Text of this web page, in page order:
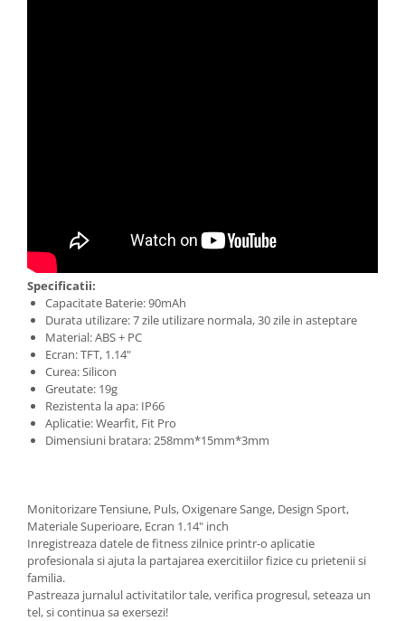
Specificatii:
Capacitate Baterie: 90mAh
Durata utilizare: 7 zile utilizare normala, 30 zile in asteptare
Material: ABS + PC
Ecran: TFT, 1.14"
Curea: Silicon
Greutate: 19g
Rezistenta la apa: IP66
Aplicatie: Wearfit, Fit Pro
Dimensiuni bratara: 258mm*15mm*3mm
Monitorizare Tensiune, Puls, Oxigenare Sange, Design Sport,
Materiale Superioare, Ecran 1.14" inch
Inregistreaza datele de fitness zilnice printr-o aplicatie
profesionala si ajuta la partajarea exercitiilor fizice cu prietenii si
familia.
Pastreaza jurnalul activitatilor tale, verifica progresul, seteaza un
tel, si continua sa exersezi!